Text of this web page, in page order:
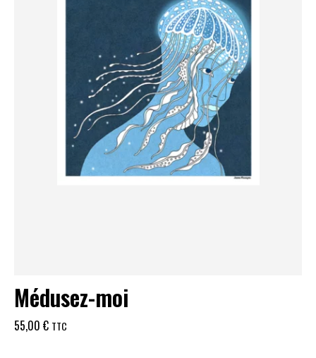
Médusez-moi
55,00 € TTC